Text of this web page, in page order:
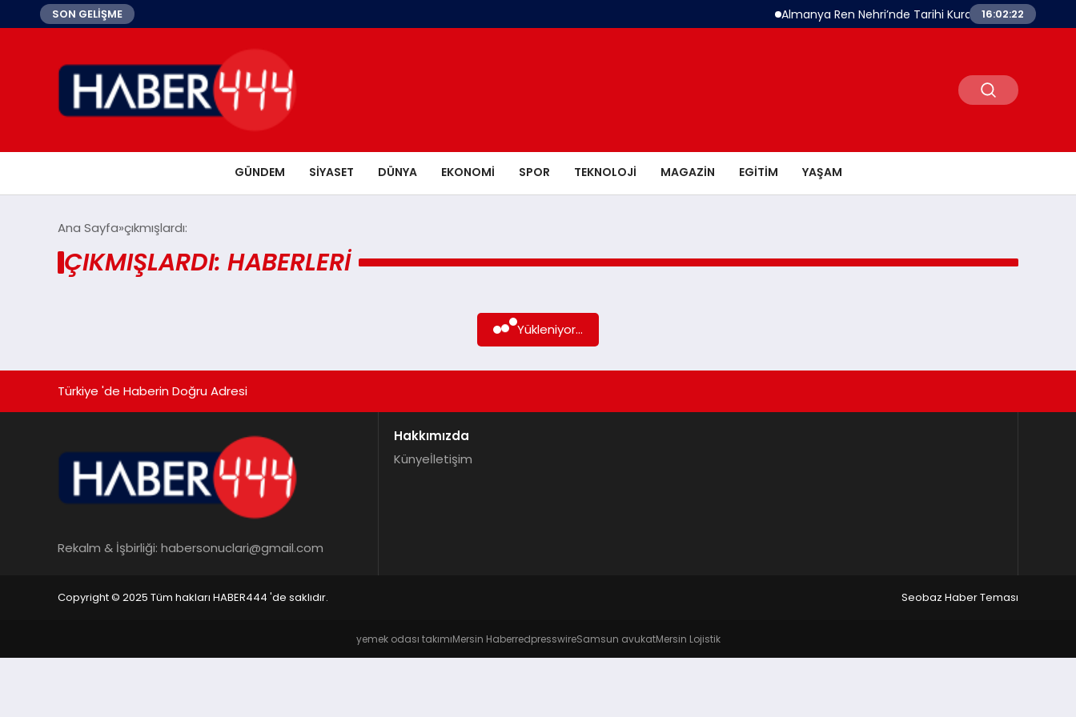
SON GELİŞME Almanya Ren Nehri’nde Tarihi Kuraklık Alarmı
16:02:22
GÜNDEM SIYASET DÜNYA EKONOMI SPOR TEKNOLOJI MAGAZIN EGITIM YAŞAM
Ana Sayfa çıkmışlardı:
ÇIKMIŞLARDI: HABERLERI
Yükleniyor...
Türkiye 'de Haberin Doğru Adresi
Rekalm & İşbirliği: habersonuclari@gmail.com
Hakkımızda
Künyeİletişim
Copyright © 2025 Tüm hakları HABER444 'de saklıdır. Seobaz Haber Teması
yemek odası takımıMersin HaberredpresswireSamsun avukatMersin Lojistik